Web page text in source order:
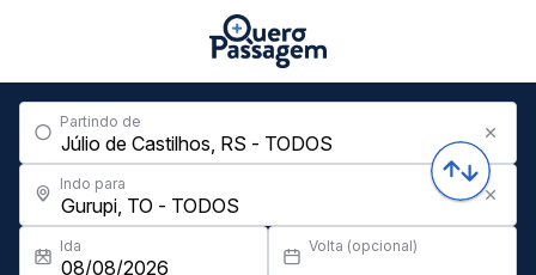
Partindo de
Indo para
Ida Volta (opcional)